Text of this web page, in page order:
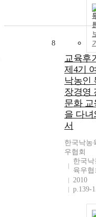
8
교육후
제4기
낙농인
장경영
문화 교
을 다녀
서
한국낙농
우협회
한국낙
육우협
2010
p.139-